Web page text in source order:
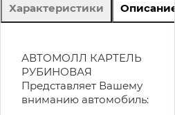
Характеристики Описание
АВТОМОЛЛ КАРТЕЛЬ
РУБИНОВАЯ
Представляет Вашему
вниманию автомобиль: